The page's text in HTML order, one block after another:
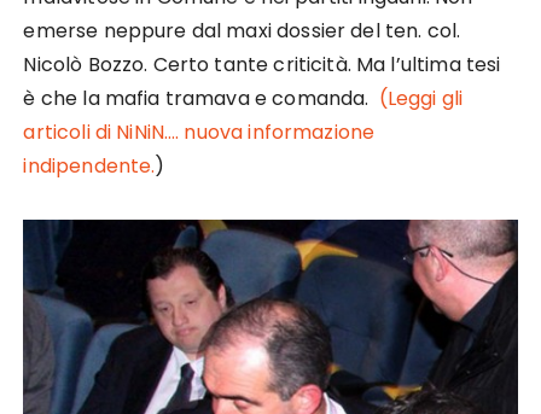
emerse neppure dal maxi dossier del ten. col.
Nicolò Bozzo. Certo tante criticità. Ma l’ultima tesi
è che la mafia tramava e comanda. (Leggi gli
articoli di NiNiN…. nuova informazione
indipendente.)